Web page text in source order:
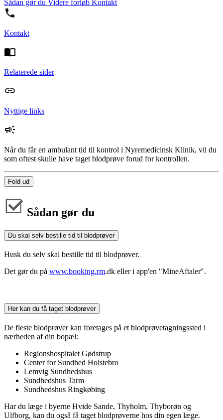
Sådan gør du Videre forløb Kontakt
Kontakt
Relaterede sider
Nyttige links
Når du får en ambulant tid til kontrol i Nyremedicinsk Klinik, vil du
som oftest skulle have taget blodprøve forud for kontrollen.
Fold ud
Sådan gør du
Du skal selv bestille tid til blodprøver
Husk du selv skal bestille tid til blodprøver.
Det gør du på www.booking.rm.dk eller i app'en "MineAftaler".
Her kan du få taget blodprøver
De fleste blodprøver kan foretages på et blodprøvetagningssted i
nærheden af din bopæl:
Regionshospitalet Gødstrup
Center for Sundhed Holstebro
Lemvig Sundhedshus
Sundhedshus Tarm
Sundhedshus Ringkøbing
Har du læge i byerne Hvide Sande, Thyholm, Thyborøn og
Ulfborg, kan du også få taget blodprøverne hos din egen læge.